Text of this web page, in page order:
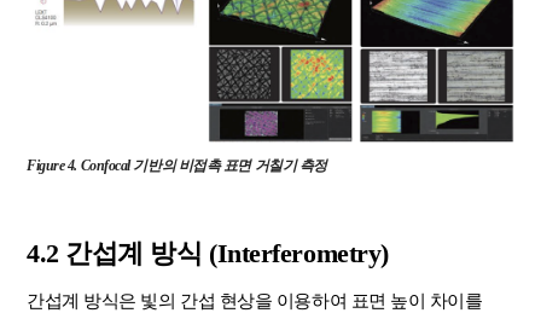
Figure 4. Confocal 기반의 비접촉 표면 거칠기 측정
4.2 간섭계 방식 (Interferometry)
간섭계 방식은 빛의 간섭 현상을 이용하여 표면 높이 차이를